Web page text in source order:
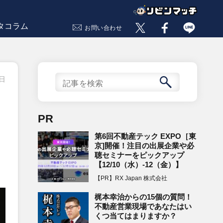
コラム お問い合わせ
PR
第6回不動産テック EXPO［東
京]開催！注目の出展企業や必
聴セミナーをピックアップ
【12/10（水）-12（金）】
【PR】RX Japan 株式会社
梶本幸治からの15個の質問！
不動産営業現場であなたはい
くつ当てはまりますか？